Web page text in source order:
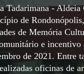
Tadarimana - Aldeia
de
de Memória
e incentivo
de 2021. Entre
oficinas de